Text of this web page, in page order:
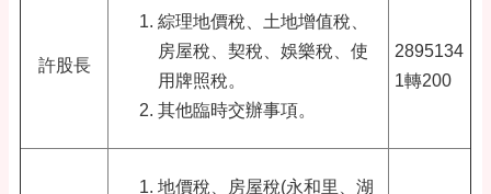
許股長
綜理地價稅、土地增值稅、
房屋稅、契稅、娛樂稅、使
用牌照稅。
其他臨時交辦事項。
2895134
1轉200
地價稅、房屋稅(永和里、湖